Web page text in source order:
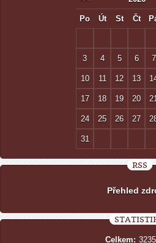
Po Út St Čt
3 4 5 6 7
10 11 12 13
17 18 19 20
24 25 26 27
31
RSS
Přehled
Celkem: